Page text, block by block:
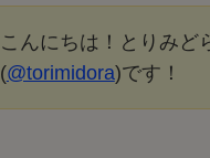
こんにちは！とりみど
(@torimidora)です！